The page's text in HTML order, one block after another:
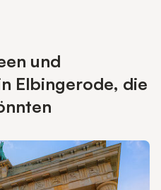
und
Elbingerode, die